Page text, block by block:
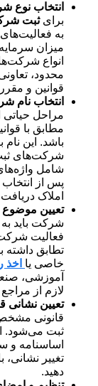
انتخاب نوع
برایثبت
به
میزان
انواع
محدود،
قوانین و
انتخاب نام
مراحل حیاتی
مطابق با
باشد. این نام
شرکت‌های
شامل
پس از انتخاب
املاک دریافت
تعیین
شرکت باید
فعالیت شرکت
تطابق
خاصی یا اخذ
آموزشی،
لازم از
تعیین نشانی
قانونی
ثبت می‌شود.
اساسنامه
تغییر نشانی،
دهید.